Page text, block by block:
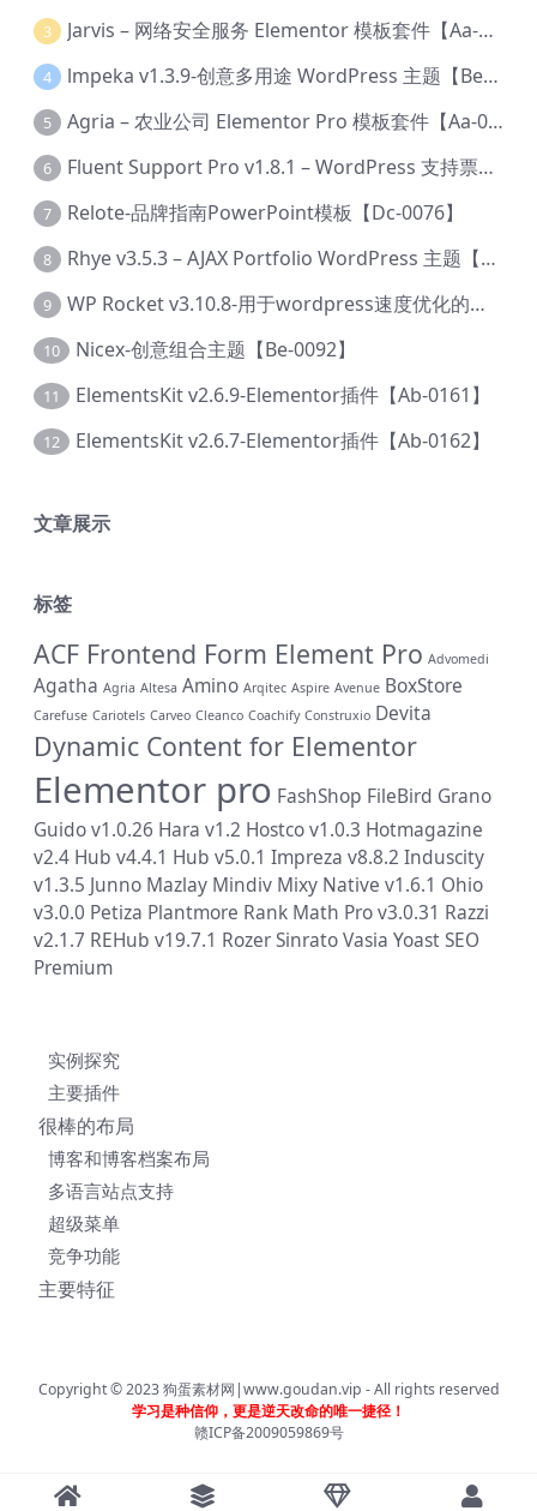
3 Jarvis – 网络安全服务 Elementor 模板套件【Aa-0035】
4 lmpeka v1.3.9-创意多用途 WordPress 主题【Be-0064】
5 Agria – 农业公司 Elementor Pro 模板套件【Aa-0003】
6 Fluent Support Pro v1.8.1 – WordPress 支持票务系统【Cc-0041】
7 Relote-品牌指南PowerPoint模板【Dc-0076】
8 Rhye v3.5.3 – AJAX Portfolio WordPress 主题【Bi-0049】
9 WP Rocket v3.10.8-用于wordpress速度优化的缓存加速插件【Cd-0019】
10 Nicex-创意组合主题【Be-0092】
11 ElementsKit v2.6.9-Elementor插件【Ab-0161】
12 ElementsKit v2.6.7-Elementor插件【Ab-0162】
文章展示
标签
ACF Frontend Form Element Pro Advomedi
Agatha Agria Altesa Amino Arqitec Aspire Avenue BoxStore
Carefuse Cariotels Carveo Cleanco Coachify Construxio Devita
Dynamic Content for Elementor
Elementor pro FashShop FileBird Grano
Guido v1.0.26 Hara v1.2 Hostco v1.0.3 Hotmagazine
v2.4 Hub v4.4.1 Hub v5.0.1 Impreza v8.8.2 Induscity
v1.3.5 Junno Mazlay Mindiv Mixy Native v1.6.1 Ohio
v3.0.0 Petiza Plantmore Rank Math Pro v3.0.31 Razzi
v2.1.7 REHub v19.7.1 RozerSinratoVasia Yoast SEO
Premium
实例探究
主要插件
很棒的布局
博客和博客档案布局
多语言站点支持
超级菜单
竞争功能
主要特征
Copyright © 2023狗蛋素材网|www.goudan.vip - All rights reserved
学习是种信仰，更是逆天改命的唯一捷径！
赣ICP备2009059869号